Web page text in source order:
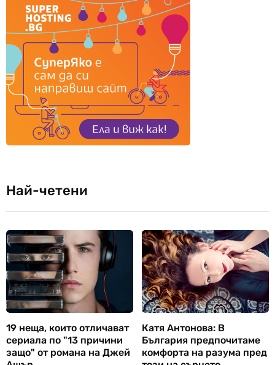
Най-четени
19 неща, които отличават
сериала по "13 причини
защо" от романа на Джей
Катя Антонова: В
България предпочитаме
комфорта на разума пред